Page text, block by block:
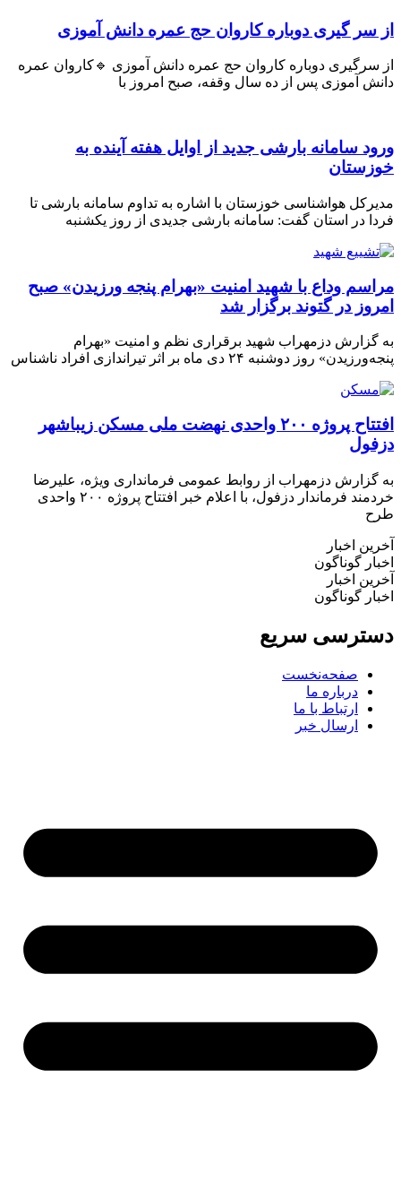
سر گیری دوباره کاروان حج عمره دانش آموزی
سرگیری دوباره کاروان حج عمره دانش آموزی 🔹کاروان عمره
آموزی پس از ده سال وقفه، صبح امروز با
سامانه بارشی جدید از اوایل هفته آینده به
هواشناسی خوزستان با اشاره به تداوم سامانه بارشی تا
در استان گفت: سامانه بارشی جدیدی از روز یکشنبه
وداع با شهید امنیت «بهرام پنجه ورزیدن» صبح
در گتوند برگزار شد
گزارش دزمهراب شهید برقراری نظم و امنیت «بهرام
روز دوشنبه ۲۴ دی ماه بر اثر تیراندازی افراد ناشناس
افتتاح پروژه ۲۰۰ واحدی نهضت ملی مسکن زیباشهر
گزارش دزمهراب از روابط عمومی فرمانداری ویژه، علیرضا
خردمند فرماندار دزفول، با اعلام خبر افتتاح پروژه ۲۰۰ واحدی
اخبار
گوناگون
اخبار
گوناگون
سریع
صفحه‌نخست
درباره ما
ارتباط با ما
ارسال خبر